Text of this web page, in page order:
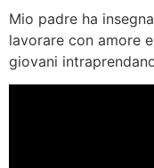
Mio padre ha
lavorare con amore
giovani